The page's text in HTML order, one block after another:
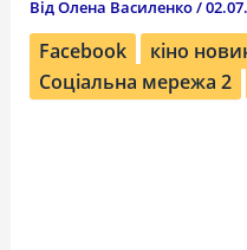
ВідОлена Василенко/
Facebook кіно
Соціальна мережа 2